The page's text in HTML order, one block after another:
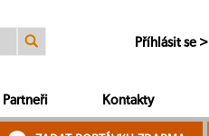
Příhlásit se >
Partneři Kontakty